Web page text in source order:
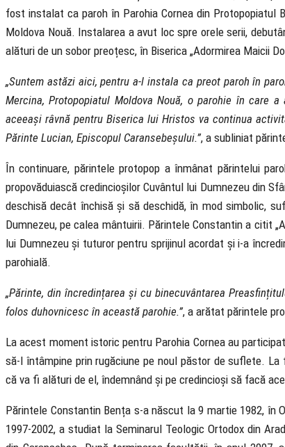
fost instalat ca paroh în Parohia Cornea din Protopopiatul
Moldova Nouă. Instalarea a avut loc spre orele serii,
alături de un sobor preoțesc, în Biserica „Adormirea Maicii
„Suntem astăzi aici, pentru a-l instala ca preot paroh în
Mercina, Protopopiatul Moldova Nouă, o parohie în care
aceeași râvnă pentru Biserica lui Hristos va continua
Părinte Lucian, Episcopul Caransebeșului.”, a subliniat
În continuare, părintele protopop a înmânat părintelui
propovăduiască credincioșilor Cuvântul lui Dumnezeu din
deschisă decât închisă și să deschidă, în mod simbolic,
Dumnezeu, pe calea mântuirii. Părintele Constantin a citit
lui Dumnezeu și tuturor pentru sprijinul acordat și i-a
parohială.
„Părinte, din încredințarea și cu binecuvântarea
folos duhovnicesc în această parohie.”, a arătat părintele
La acest moment istoric pentru Parohia Cornea au
să-l întâmpine prin rugăciune pe noul păstor de suflete.
că va fi alături de el, îndemnând și pe credincioși să facă
Părintele Constantin Bența s-a născut la 9 martie 1982,
1997-2002, a studiat la Seminarul Teologic Ortodox din